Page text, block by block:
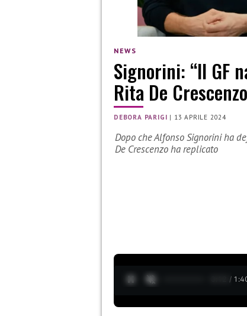
NEWS
Signorini: “Il GF
Rita De
DEBORA PARIGI | 13 APRILE 2024
Dopo che Alfonso Signorini ha
De Crescenzo ha replicato
0:13 /